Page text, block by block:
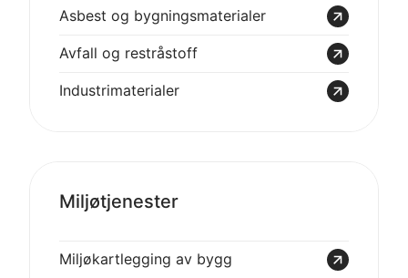
Asbest og bygnings­materialer
Avfall og restråstoff
Industri­materialer
Miljøtjenester
Miljø­kartleg­ging av bygg